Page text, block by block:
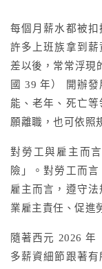
每個月薪水都被
許多上班族拿到
差以後，常常浮現
國 39 年） 開辦
能、老年、死亡
願離職，也可依照
對勞工與雇主而
險」。對勞工而
雇主而言，遵守
業雇主責任、促進
隨著西元 2026 年
多薪資細節跟著